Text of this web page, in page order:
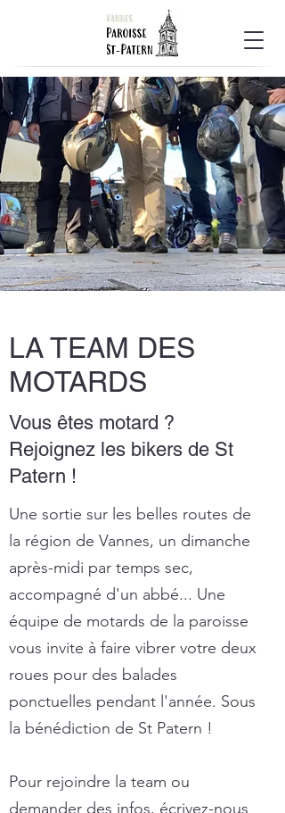
LA TEAM DES
MOTARDS
Vous êtes motard ?
Rejoignez les bikers de St
Patern !
Une sortie sur les belles routes de
la région de Vannes, un dimanche
après-midi par temps sec,
accompagné d'un abbé... Une
équipe de motards de la paroisse
vous invite à faire vibrer votre deux
roues pour des balades
ponctuelles pendant l'année. Sous
la bénédiction de St Patern !
Pour rejoindre la team ou
demander des infos, écrivez-nous